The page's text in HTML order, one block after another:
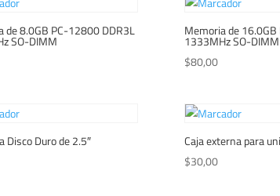
de 8.0GB PC-12800 DDR3L
SO-DIMM
Memoria de
1333MHz SO-DIMM
$80,00
Disco Duro de 2.5″
Caja externa para
$30,00